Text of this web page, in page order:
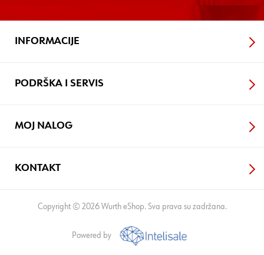
INFORMACIJE
PODRŠKA I SERVIS
MOJ NALOG
KONTAKT
Copyright © 2026 Wurth eShop. Sva prava su zadržana.
Powered by